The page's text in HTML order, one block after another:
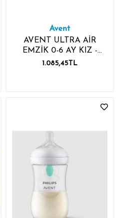
Avent
AVENT ULTRA AİR
EMZİK 0-6 AY KIZ -
DESENLİ
1.085,45TL